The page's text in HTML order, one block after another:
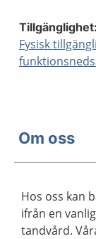
Tillgänglighet:
Fysisk
Om oss
Hos oss kan
ifrån en
tandvård.